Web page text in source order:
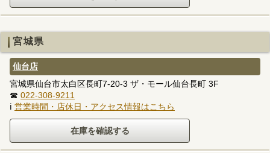
宮城県
仙台店
宮城県仙台市太白区長町7-20-3 ザ・モール仙台長町 3F
☎ 022-308-9211
ℹ 営業時間・店休日・アクセス情報はこちら